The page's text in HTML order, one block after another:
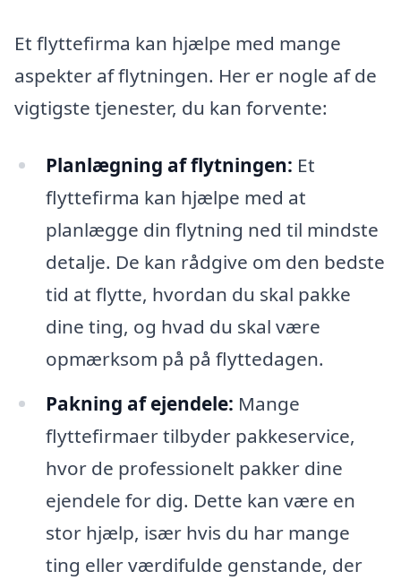
Et flyttefirma kan hjælpe med mange
aspekter af flytningen. Her er nogle af de
vigtigste tjenester, du kan forvente:
Planlægning af flytningen: Et
flyttefirma kan hjælpe med at
planlægge din flytning ned til mindste
detalje. De kan rådgive om den bedste
tid at flytte, hvordan du skal pakke
dine ting, og hvad du skal være
opmærksom på på flyttedagen.
Pakning af ejendele: Mange
flyttefirmaer tilbyder pakkeservice,
hvor de professionelt pakker dine
ejendele for dig. Dette kan være en
stor hjælp, især hvis du har mange
ting eller værdifulde genstande, der